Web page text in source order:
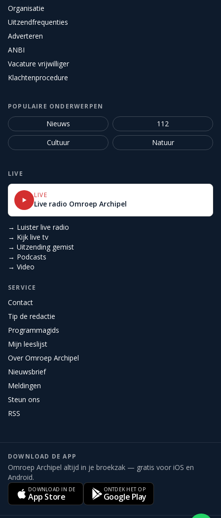
Organisatie
Uitzendfrequenties
Adverteren
ANBI
Vacature vrijwilliger
Klachtenprocedure
POPULAIRE ONDERWERPEN
Nieuws
112
Cultuur
Natuur
LIVE
LIVE
Live radio Omroep Archipel
→ Luister live radio
→ Kijk live tv
→ Uitzending gemist
→ Podcasts
→ Video
SERVICE
Contact
Tip de redactie
Programmagids
Mijn leeslijst
Over Omroep Archipel
Nieuwsbrief
Meldingen
Steun ons
RSS
DOWNLOAD DE APP
Omroep Archipel altijd in je broekzak — gratis voor iOS en
Android.
DOWNLOAD IN DE
App Store
ONTDEK HET OP
Google Play